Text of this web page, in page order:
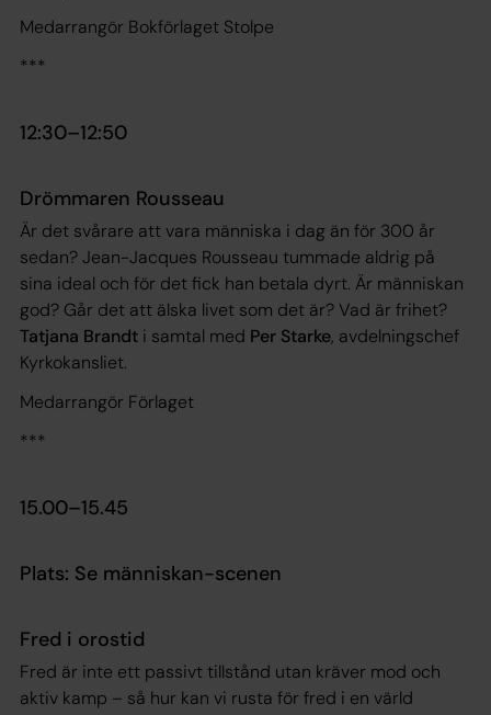
Medarrangör Bokförlaget Stolpe
***
12:30–12:50
Drömmaren Rousseau
Är det svårare att vara människa i dag än för 300 år
sedan? Jean-Jacques Rousseau tummade aldrig på
sina ideal och för det fick han betala dyrt. Är människan
god? Går det att älska livet som det är? Vad är frihet?
Tatjana Brandt i samtal med Per Starke, avdelningschef
Kyrkokansliet.
Medarrangör Förlaget
***
15.00–15.45
Plats: Se människan-scenen
Fred i orostid
Fred är inte ett passivt tillstånd utan kräver mod och
aktiv kamp – så hur kan vi rusta för fred i en värld